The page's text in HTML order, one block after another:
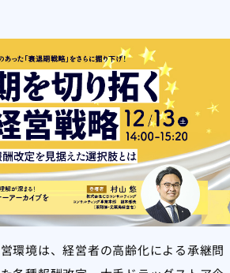
環境は、経営者の高齢化による承継問